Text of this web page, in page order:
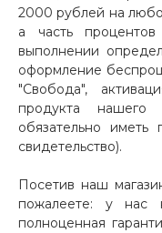
2000 рублей на
а часть
выполнении
оформление
"Свобода",
продукта
обязательно
свидетельство).
Посетив наш
пожалеете: у
полноценная